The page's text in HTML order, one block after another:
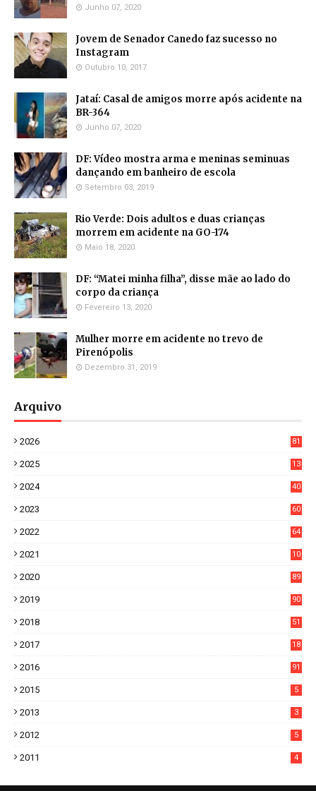
Junho 07, 2020
Jovem de Senador Canedo faz sucesso no
Instagram
Outubro 10, 2017
Jataí: Casal de amigos morre após acidente na
BR-364
Junho 07, 2020
DF: Vídeo mostra arma e meninas seminuas
dançando em banheiro de escola
Setembro 03, 2019
Rio Verde: Dois adultos e duas crianças
morrem em acidente na GO-174
Maio 18, 2020
DF: “Matei minha filha”, disse mãe ao lado do
corpo da criança
Fevereiro 13, 2020
Mulher morre em acidente no trevo de
Pirenópolis
Dezembro 31, 2019
Arquivo
2026
81
2025
13
2024
40
2023
60
2022
64
2021
10
2020
89
2019
90
2018
51
2017
18
2016 91
2015 5
2013 3
2012 5
2011 4